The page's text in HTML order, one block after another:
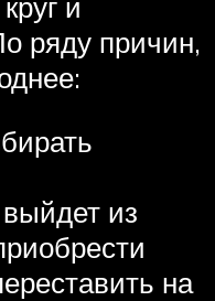
и
ряду причин,
из
на